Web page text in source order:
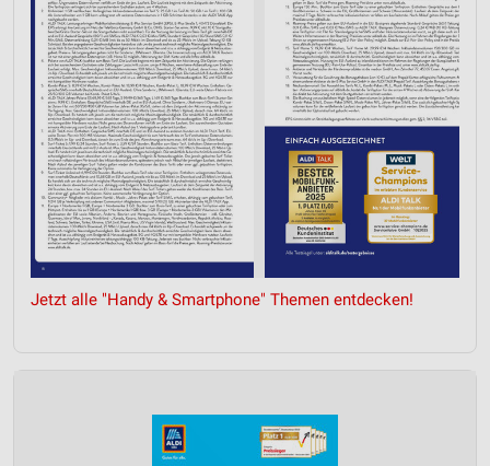
Jetzt alle "Handy & Smartphone" Themen entdecken!